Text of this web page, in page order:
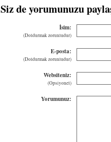
Siz de yorumunuzu
İsim:
(Doldurmak zorunludur)
E-posta:
(Doldurmak zorunludur)
Websiteniz:
(Opsiyonel)
Yorumunuz: